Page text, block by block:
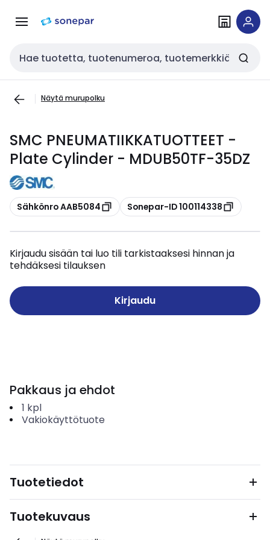
navigointiinsisältöön
Haku
Näytä murupolku
SMC PNEUMATIIKKATUOTTEET -
Plate Cylinder - MDUB50TF-35DZ
Kopioi
Sähkönro AAB5084 Kopioi
Sonepar-ID 100114338
Kirjaudu sisään tai luo tili tarkistaaksesi hinnan ja
tehdäksesi tilauksen
Kirjaudu
Pakkaus ja ehdot
1 kpl
Vakiokäyttötuote
Tuotetiedot
Tuotekuvaus